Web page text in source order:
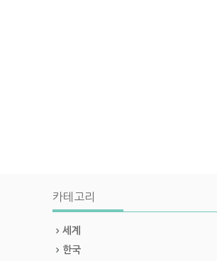
카테고리
세계
한국